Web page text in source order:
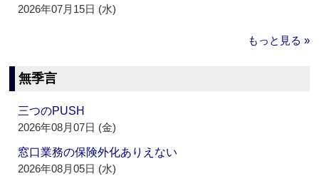
2026年07月15日 (水)
もっと見る »
無季言
三つのPUSH
2026年08月07日 (金)
窓口業務の保険外化ありえない
2026年08月05日 (水)